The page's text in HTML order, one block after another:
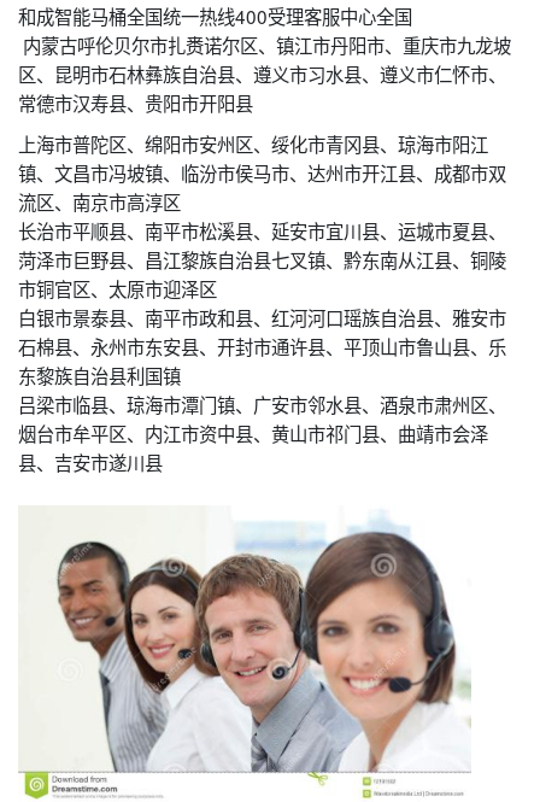
和成智能马桶全国统一热线400受理客服中心全国
内蒙古呼伦贝尔市扎赉诺尔区、镇江市丹阳市、重庆市九龙坡
区、昆明市石林彝族自治县、遵义市习水县、遵义市仁怀市、
常德市汉寿县、贵阳市开阳县
上海市普陀区、绵阳市安州区、绥化市青冈县、琼海市阳江
镇、文昌市冯坡镇、临汾市侯马市、达州市开江县、成都市双
流区、南京市高淳区
长治市平顺县、南平市松溪县、延安市宜川县、运城市夏县、
菏泽市巨野县、昌江黎族自治县七叉镇、黔东南从江县、铜陵
市铜官区、太原市迎泽区
白银市景泰县、南平市政和县、红河河口瑶族自治县、雅安市
石棉县、永州市东安县、开封市通许县、平顶山市鲁山县、乐
东黎族自治县利国镇
吕梁市临县、琼海市潭门镇、广安市邻水县、酒泉市肃州区、
烟台市牟平区、内江市资中县、黄山市祁门县、曲靖市会泽
县、吉安市遂川县